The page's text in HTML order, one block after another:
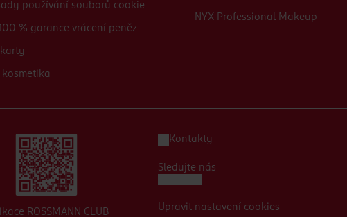
používání souborů cookie
% garance vrácení peněz
kosmetika
NYX Professional Makeup
ROSSMANN CLUB
Kontakty
Sledujte nás
Upravit nastavení cookies